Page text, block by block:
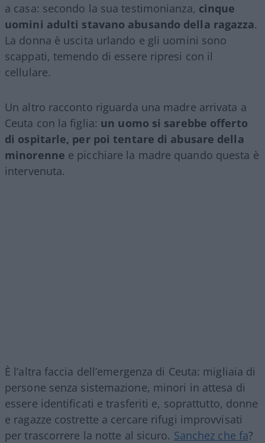
a casa: secondo la sua testimonianza, cinque
uomini adulti stavano abusando della ragazza.
La donna è uscita urlando e gli uomini sono
scappati, temendo di essere ripresi con il
cellulare.
Un altro racconto riguarda una madre arrivata a
Ceuta con la figlia: un uomo si sarebbe offerto
di ospitarle, per poi tentare di abusare della
minorenne e picchiare la madre quando questa è
intervenuta.
È l’altra faccia dell’emergenza di Ceuta: migliaia di
persone senza sistemazione, minori in attesa di
essere identificati e trasferiti e, soprattutto, donne
e ragazze costrette a cercare rifugi improvvisati
per trascorrere la notte al sicuro. Sanchez che fa?